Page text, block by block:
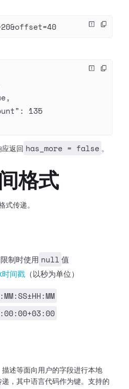
,
: 135
返回 has_more = false 。
格式
式传递。
制时使用 null 值
时间戳 （以秒为单位）
述等面向用户的字段进行本地
，其中语言代码作为键。支持的